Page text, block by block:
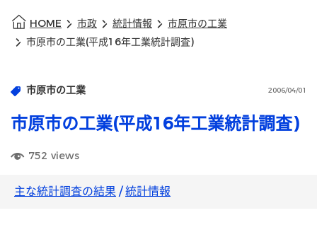
HOME 市政 統計情報
市原市の工業
市原市の工業(平成16年工業統計調査)
市原市の工業 2006/04/01
市原市の工業(平成16年工業統計調査)
752 views
主な統計調査の結果 /統計情報